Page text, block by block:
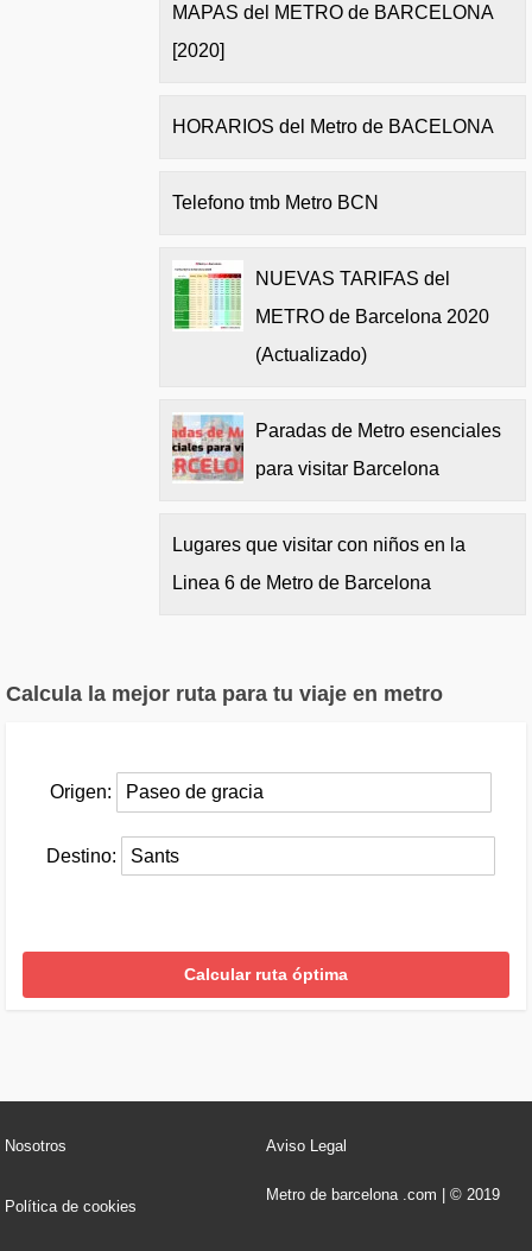
MAPAS del METRO de BARCELONA
[2020]
HORARIOS del Metro de BACELONA
Telefono tmb Metro BCN
NUEVAS TARIFAS del
METRO de Barcelona 2020
(Actualizado)
Paradas de Metro esenciales
para visitar Barcelona
Lugares que visitar con niños en la
Linea 6 de Metro de Barcelona
Calcula la mejor ruta para tu viaje en metro
Origen:
Destino:
Nosotros Aviso Legal
Política de cookies
Metro de barcelona .com | © 2019